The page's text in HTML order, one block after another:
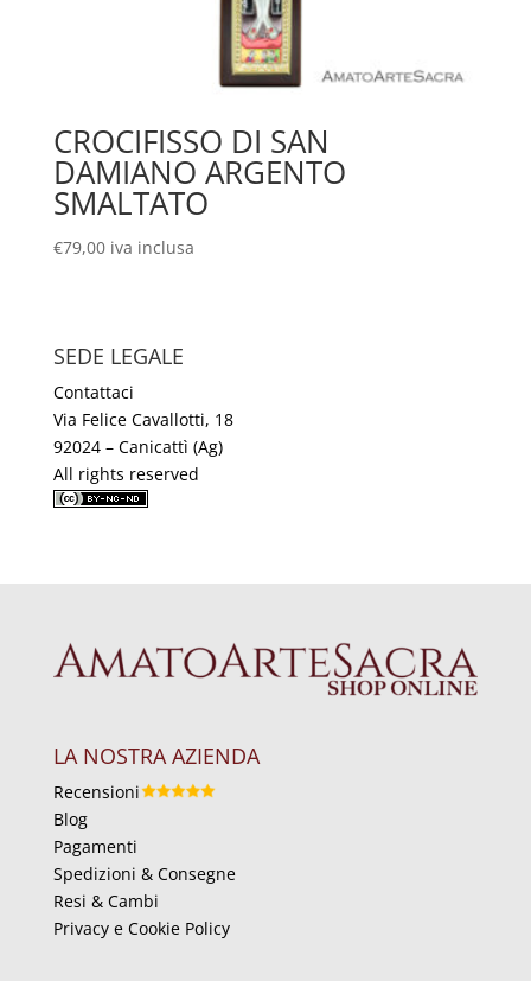
CROCIFISSO DI SAN
DAMIANO ARGENTO
SMALTATO
€79,00 iva inclusa
SEDE LEGALE
Contattaci
Via Felice Cavallotti, 18
92024 – Canicattì (Ag)
All rights reserved
LA NOSTRA AZIENDA
Recensioni
Blog
Pagamenti
Spedizioni & Consegne
Resi & Cambi
Privacy e Cookie Policy